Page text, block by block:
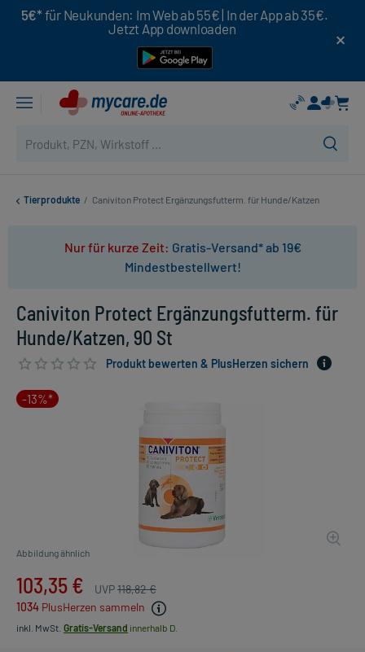
5€* für Neukunden: Im Web ab 55€ | In der App ab 35€.
Jetzt App downloaden
Tierprodukte / Caniviton Protect Ergänzungsfutterm. für Hunde/Katzen
Nur für kurze Zeit: Gratis-Versand* ab 19€
Mindestbestellwert!
Caniviton Protect Ergänzungsfutterm. für
Hunde/Katzen, 90 St
Produkt bewerten & PlusHerzen sichern
-13%*
Abbildung ähnlich
103,35 € UVP118,82 €
1034 PlusHerzen sammeln
inkl. MwSt. Gratis-Versand innerhalb D.